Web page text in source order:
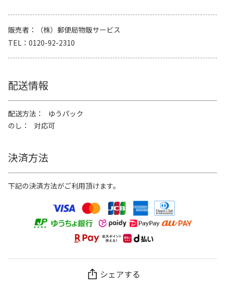
販売者
（株）郵便局物販サービス
TEL
0120-92-2310
配送情報
配送方法
ゆうパック
のし
対応可
決済方法
下記の決済方法がご利用頂けます。
シェアする